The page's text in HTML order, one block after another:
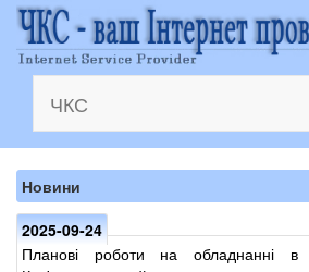
ЧКС
Новини
2025-09-24
Планові роботи на обладнанні в